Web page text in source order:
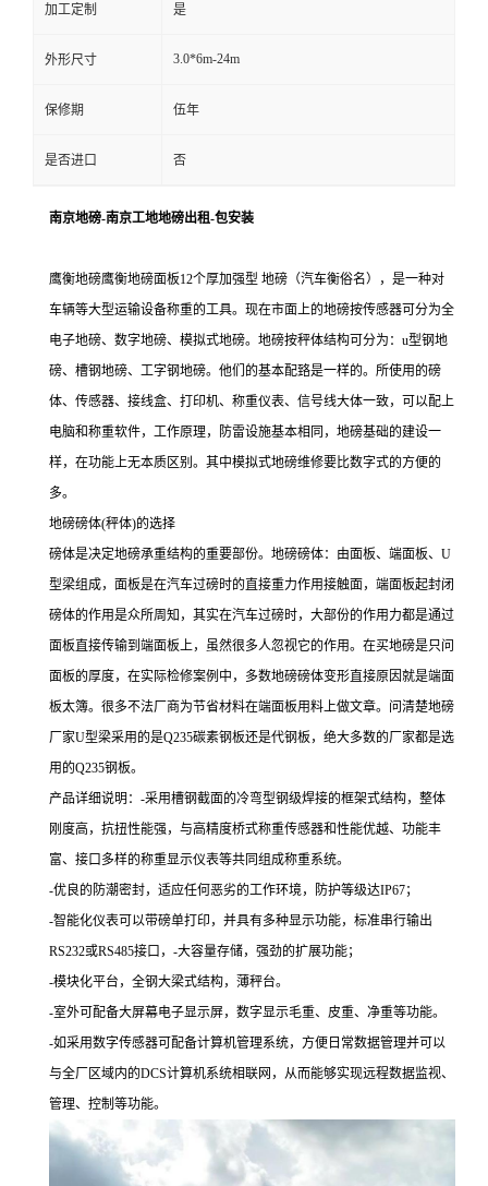
加工定制 是
外形尺寸 3.0*6m-24m
保修期 伍年
是否进口 否
南京地磅-南京工地地磅出租-包安装
鹰衡地磅鹰衡地磅面板12个厚加强型 地磅（汽车衡俗名），是一种对
车辆等大型运输设备称重的工具。现在市面上的地磅按传感器可分为全
电子地磅、数字地磅、模拟式地磅。地磅按秤体结构可分为：u型钢地
磅、槽钢地磅、工字钢地磅。他们的基本配臵是一样的。所使用的磅
体、传感器、接线盒、打印机、称重仪表、信号线大体一致，可以配上
电脑和称重软件，工作原理，防雷设施基本相同，地磅基础的建设一
样，在功能上无本质区别。其中模拟式地磅维修要比数字式的方便的
多。
地磅磅体(秤体)的选择
磅体是决定地磅承重结构的重要部份。地磅磅体：由面板、端面板、 U
型梁组成，面板是在汽车过磅时的直接重力作用接触面，端面板起封闭
磅体的作用是众所周知，其实在汽车过磅时，大部份的作用力都是通过
面板直接传输到端面板上，虽然很多人忽视它的作用。在买地磅是只问
面板的厚度，在实际检修案例中，多数地磅磅体变形直接原因就是端面
板太簿。很多不法厂商为节省材料在端面板用料上做文章。问清楚地磅
厂家U型梁采用的是Q235碳素钢板还是代钢板，绝大多数的厂家都是选
用的Q235钢板。
产品详细说明：-采用槽钢截面的冷弯型钢级焊接的框架式结构，整体
刚度高，抗扭性能强，与高精度桥式称重传感器和性能优越、功能丰
富、接口多样的称重显示仪表等共同组成称重系统。
-优良的防潮密封，适应任何恶劣的工作环境，防护等级达IP67；
-智能化仪表可以带磅单打印，并具有多种显示功能，标准串行输出
RS232或RS485接口，-大容量存储，强劲的扩展功能；
-模块化平台，全钢大梁式结构，薄秤台。
-室外可配备大屏幕电子显示屏，数字显示毛重、皮重、净重等功能。
-如采用数字传感器可配备计算机管理系统，方便日常数据管理并可以
与全厂区域内的DCS计算机系统相联网，从而能够实现远程数据监视、
管理、控制等功能。